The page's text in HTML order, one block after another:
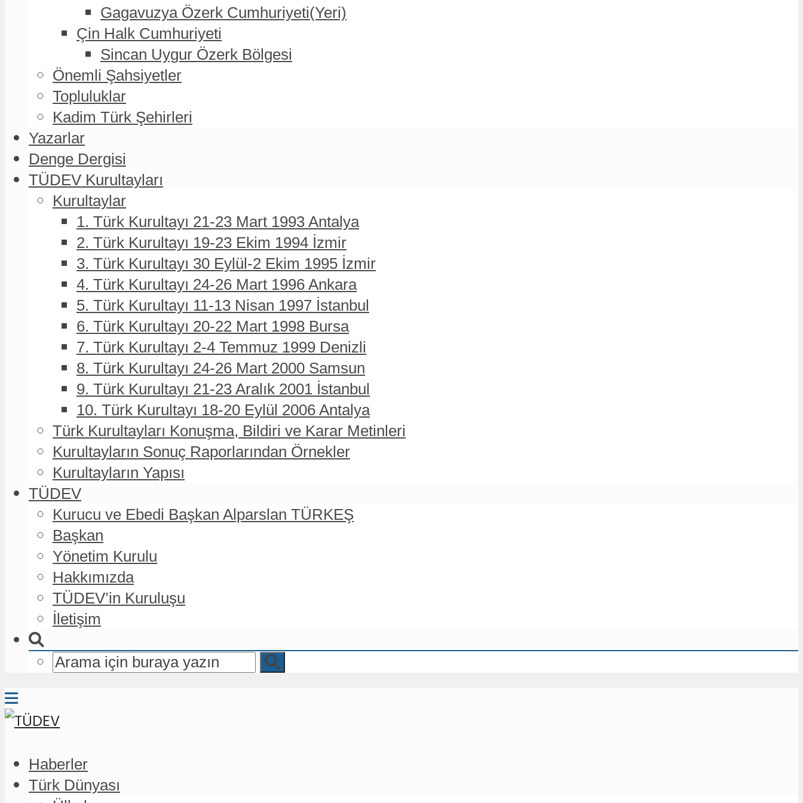
Gagavuzya Özerk Cumhuriyeti(Yeri)
Çin Halk Cumhuriyeti
Sincan Uygur Özerk Bölgesi
Önemli Şahsiyetler
Topluluklar
Kadim Türk Şehirleri
Yazarlar
Denge Dergisi
TÜDEV Kurultayları
Kurultaylar
1. Türk Kurultayı 21-23 Mart 1993 Antalya
2. Türk Kurultayı 19-23 Ekim 1994 İzmir
3. Türk Kurultayı 30 Eylül-2 Ekim 1995 İzmir
4. Türk Kurultayı 24-26 Mart 1996 Ankara
5. Türk Kurultayı 11-13 Nisan 1997 İstanbul
6. Türk Kurultayı 20-22 Mart 1998 Bursa
7. Türk Kurultayı 2-4 Temmuz 1999 Denizli
8. Türk Kurultayı 24-26 Mart 2000 Samsun
9. Türk Kurultayı 21-23 Aralık 2001 İstanbul
10. Türk Kurultayı 18-20 Eylül 2006 Antalya
Türk Kurultayları Konuşma, Bildiri ve Karar Metinleri
Kurultayların Sonuç Raporlarından Örnekler
Kurultayların Yapısı
TÜDEV
Kurucu ve Ebedi Başkan Alparslan TÜRKEŞ
Başkan
Yönetim Kurulu
Hakkımızda
TÜDEV’in Kuruluşu
İletişim
Haberler
Türk Dünyası